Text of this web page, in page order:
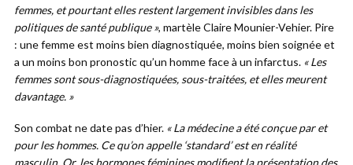
femmes, et pourtant elles restent largement invisibles dans les
politiques de santé publique », martèle Claire Mounier-Vehier. Pire
: une femme est moins bien diagnostiquée, moins bien soignée et
a un moins bon pronostic qu’un homme face à un infarctus. « Les
femmes sont sous-diagnostiquées, sous-traitées, et elles meurent
davantage. »
Son combat ne date pas d’hier. « La médecine a été conçue par et
pour les hommes. Ce qu’on appelle ‘standard’ est en réalité
masculin. Or, les hormones féminines modifient la présentation des